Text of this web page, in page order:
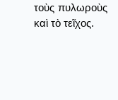
τοὺς πυλωροὺς
καὶ τὸ τεῖχος.